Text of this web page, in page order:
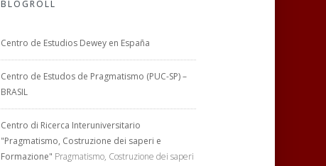
BLOGROLL
Centro de Estudios Dewey en España
Centro de Estudos de Pragmatismo (PUC-SP) –
BRASIL
Centro di Ricerca Interuniversitario
"Pragmatismo, Costruzione dei saperi e
Formazione" Pragmatismo, Costruzione dei saperi